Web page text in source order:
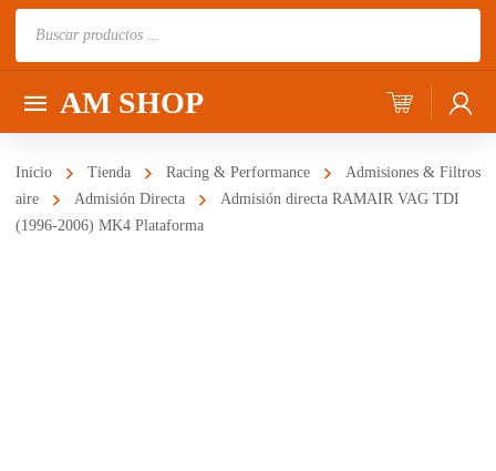
AM SHOP
Inicio Tienda Racing & Performance
Admisiones & Filtros
aire
Admisión Directa
Admisión directa RAMAIR VAG TDI
(1996-2006) MK4 Plataforma